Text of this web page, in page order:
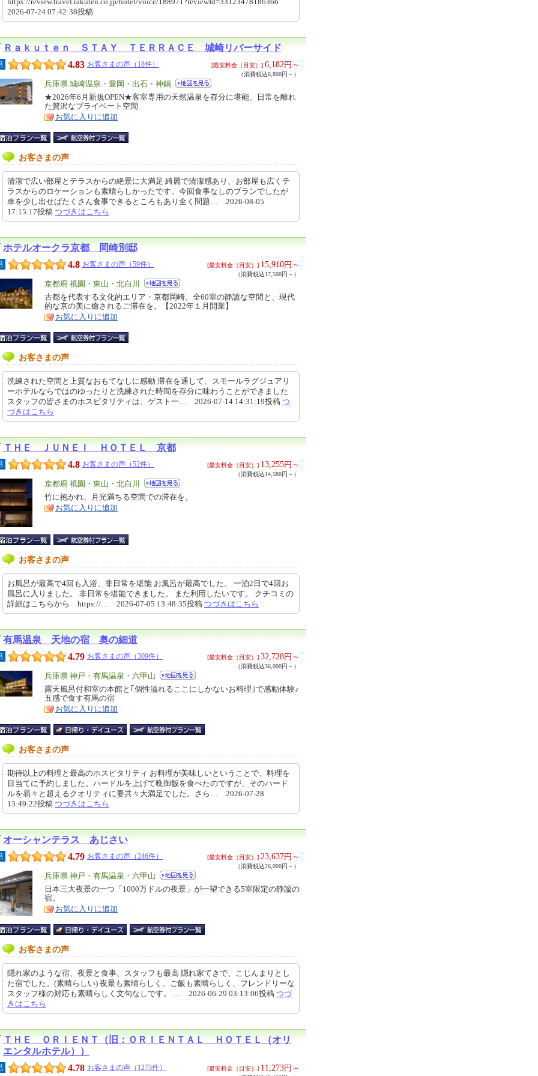
2026-07-24 07:42:38投稿
Ｒａｋｕｔｅｎ ＳＴＡＹ ＴＥＲＲＡＣＥ 城崎リバーサイド
4.83 お客さまの声（18件） [最安料金（目安）] 6,182 円～
（消費税込6,800円～）
エ
リ
ア
兵庫県 城崎温泉・豊岡・出石・神鍋
特
徴
★2026年6月新規OPEN★客室専用の天然温泉を存分に堪能、日常を離れ
た贅沢なプライベート空間
お気に入りに追加
お客さまの声
清潔で広い部屋とテラスからの絶景に大満足 綺麗で清潔感あり、お部屋も広くテ
ラスからのロケーションも素晴らしかったです。今回食事なしのプランでしたが
車を少し出せばたくさん食事できるところもあり全く問題… 2026-08-05
17:15:17投稿 つづきはこちら
ホテルオークラ京都 岡崎別邸
4.8 お客さまの声（59件） [最安料金（目安）] 15,910円～
（消費税込17,500円～）
エ
リ
ア
京都府 祇園・東山・北白川
特
徴
古都を代表する文化的エリア・京都岡崎。全60室の静謐な空間と、現代
的な京の美に癒されるご滞在を。【2022年１月開業】
お気に入りに追加
お客さまの声
洗練された空間と上質なおもてなしに感動 滞在を通して、スモールラグジュアリ
ーホテルならではのゆったりと洗練された時間を存分に味わうことができました
スタッフの皆さまのホスピタリティは、ゲスト一… 2026-07-14 14:31:19投稿 つ
づきはこちら
ＴＨＥ ＪＵＮＥＩ ＨＯＴＥＬ 京都
4.8 お客さまの声（52件） [最安料金（目安）] 13,255円～
（消費税込14,580円～）
エ
リ
ア
京都府 祇園・東山・北白川
特
徴
竹に抱かれ、月光満ちる空間での滞在を。
お気に入りに追加
お客さまの声
お風呂が最高で4回も入浴、非日常を堪能 お風呂が最高でした。 一泊2日で4回お
風呂に入りました。 非日常を堪能できました。 また利用したいです。 クチコミの
詳細はこちらから https://… 2026-07-05 13:48:35投稿 つづきはこちら
有馬温泉 天地の宿 奥の細道
4.79 お客さまの声（309件） [最安料金（目安）] 32,728円～
（消費税込36,000円～）
エ
リ
ア
兵庫県 神戸・有馬温泉・六甲山
特
徴
露天風呂付和室の本館と｢個性溢れるここにしかないお料理｣で感動体験♪
五感で食す有馬の宿
お気に入りに追加
お客さまの声
期待以上の料理と最高のホスピタリティ お料理が美味しいということで、料理を
目当てに予約しました。ハードルを上げて晩御飯を食べたのですが、そのハード
ルを易々と超えるクオリティに妻共々大満足でした。さら… 2026-07-28
13:49:22投稿 つづきはこちら
オーシャンテラス あじさい
4.79 お客さまの声（246件） [最安料金（目安）] 23,637円～
（消費税込26,000円～）
エ
リ
ア
兵庫県 神戸・有馬温泉・六甲山
特
徴
日本三大夜景の一つ「1000万ドルの夜景」が一望できる5室限定の静謐の
宿。
お気に入りに追加
お客さまの声
隠れ家のような宿、夜景と食事、スタッフも最高 隠れ家てきで、こじんまりとし
た宿でした。(素晴らしい) 夜景も素晴らしく、ご飯も素晴らしく、フレンドリーな
スタッフ様の対応も素晴らしく文句なしです。 … 2026-06-29 03:13:06投稿 つづ
きはこちら
ＴＨＥ ＯＲＩＥＮＴ（旧：ＯＲＩＥＮＴＡＬ ＨＯＴＥＬ（オリ
エンタルホテル））
4.78 お客さまの声（1273件） [最安料金（目安）] 11,273円～